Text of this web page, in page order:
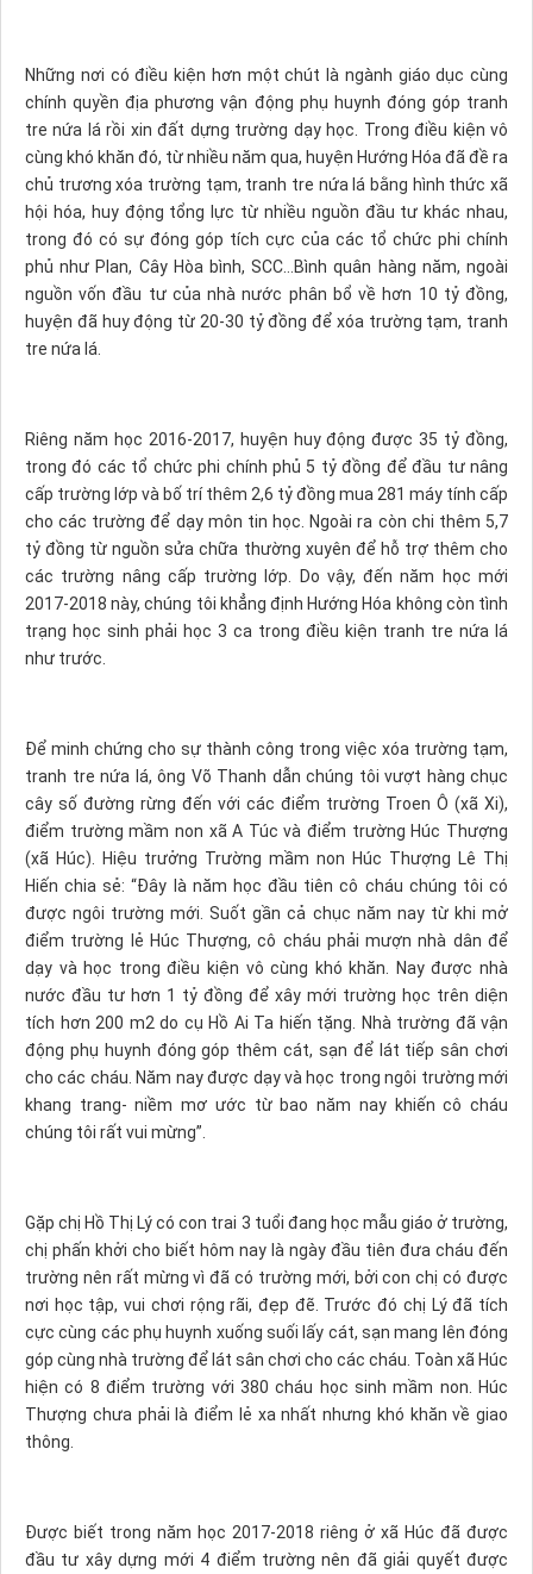
Những nơi có điều kiện hơn một chút là ngành giáo dục cùng
chính quyền địa phương vận động phụ huynh đóng góp tranh
tre nứa lá rồi xin đất dựng trường dạy học. Trong điều kiện vô
cùng khó khăn đó, từ nhiều năm qua, huyện Hướng Hóa đã đề ra
chủ trương xóa trường tạm, tranh tre nứa lá bằng hình thức xã
hội hóa, huy động tổng lực từ nhiều nguồn đầu tư khác nhau,
trong đó có sự đóng góp tích cực của các tổ chức phi chính
phủ như Plan, Cây Hòa bình, SCC…Bình quân hàng năm, ngoài
nguồn vốn đầu tư của nhà nước phân bổ về hơn 10 tỷ đồng,
huyện đã huy động từ 20-30 tỷ đồng để xóa trường tạm, tranh
tre nứa lá.
Riêng năm học 2016-2017, huyện huy động được 35 tỷ đồng,
trong đó các tổ chức phi chính phủ 5 tỷ đồng để đầu tư nâng
cấp trường lớp và bố trí thêm 2,6 tỷ đồng mua 281 máy tính cấp
cho các trường để dạy môn tin học. Ngoài ra còn chi thêm 5,7
tỷ đồng từ nguồn sửa chữa thường xuyên để hỗ trợ thêm cho
các trường nâng cấp trường lớp. Do vậy, đến năm học mới
2017-2018 này, chúng tôi khẳng định Hướng Hóa không còn tình
trạng học sinh phải học 3 ca trong điều kiện tranh tre nứa lá
như trước.
Để minh chứng cho sự thành công trong việc xóa trường tạm,
tranh tre nứa lá, ông Võ Thanh dẫn chúng tôi vượt hàng chục
cây số đường rừng đến với các điểm trường Troen Ô (xã Xi),
điểm trường mầm non xã A Túc và điểm trường Húc Thượng
(xã Húc). Hiệu trưởng Trường mầm non Húc Thượng Lê Thị
Hiến chia sẻ: “Đây là năm học đầu tiên cô cháu chúng tôi có
được ngôi trường mới. Suốt gần cả chục năm nay từ khi mở
điểm trường lẻ Húc Thượng, cô cháu phải mượn nhà dân để
dạy và học trong điều kiện vô cùng khó khăn. Nay được nhà
nước đầu tư hơn 1 tỷ đồng để xây mới trường học trên diện
tích hơn 200 m2 do cụ Hồ Ai Ta hiến tặng. Nhà trường đã vận
động phụ huynh đóng góp thêm cát, sạn để lát tiếp sân chơi
cho các cháu. Năm nay được dạy và học trong ngôi trường mới
khang trang- niềm mơ ước từ bao năm nay khiến cô cháu
chúng tôi rất vui mừng”.
Gặp chị Hồ Thị Lý có con trai 3 tuổi đang học mẫu giáo ở trường,
chị phấn khởi cho biết hôm nay là ngày đầu tiên đưa cháu đến
trường nên rất mừng vì đã có trường mới, bởi con chị có được
nơi học tập, vui chơi rộng rãi, đẹp đẽ. Trước đó chị Lý đã tích
cực cùng các phụ huynh xuống suối lấy cát, sạn mang lên đóng
góp cùng nhà trường để lát sân chơi cho các cháu. Toàn xã Húc
hiện có 8 điểm trường với 380 cháu học sinh mầm non. Húc
Thượng chưa phải là điểm lẻ xa nhất nhưng khó khăn về giao
thông.
Được biết trong năm học 2017-2018 riêng ở xã Húc đã được
đầu tư xây dựng mới 4 điểm trường nên đã giải quyết được